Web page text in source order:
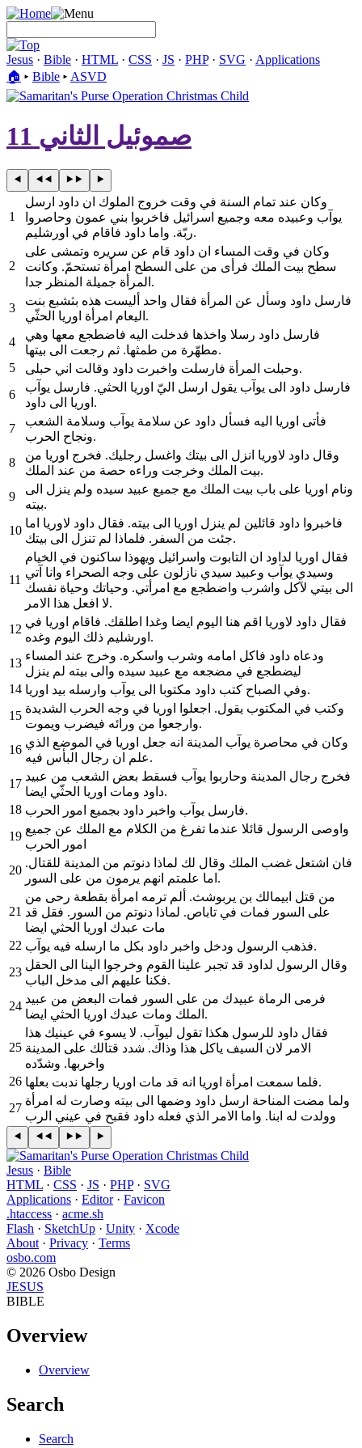
Jesus · Bible · HTML · CSS · JS · PHP· SVG · Applications
🏠︎ ▸ Bible ▸ ASVD
صموئيل الثاني 11
1
وكان عند تمام السنة في وقت خروج الملوك ان داود ارسل
يوآب وعبيده معه وجميع اسرائيل فاخربوا بني عمون وحاصروا
ربّة. واما داود فاقام في اورشليم.
2
وكان في وقت المساء ان داود قام عن سريره وتمشى على
سطح بيت الملك فرأى من على السطح امرأة تستحمّ. وكانت
المرأة جميلة المنظر جدا.
3
فارسل داود وسأل عن المرأة فقال واحد أليست هذه بثشبع بنت
اليعام امرأة اوريا الحثّي.
4
فارسل داود رسلا واخذها فدخلت اليه فاضطجع معها وهي
مطهّرة من طمثها. ثم رجعت الى بيتها.
5
وحبلت المرأة فارسلت واخبرت داود وقالت اني حبلى.
6
فارسل داود الى يوآب يقول ارسل اليّ اوريا الحثي. فارسل يوآب
اوريا الى داود.
7
فأتى اوريا اليه فسأل داود عن سلامة يوآب وسلامة الشعب
ونجاح الحرب.
8
وقال داود لاوريا انزل الى بيتك واغسل رجليك. فخرج اوريا من
بيت الملك وخرجت وراءه حصة من عند الملك.
9
ونام اوريا على باب بيت الملك مع جميع عبيد سيده ولم ينزل الى
بيته.
10
فاخبروا داود قائلين لم ينزل اوريا الى بيته. فقال داود لاوريا اما
جئت من السفر. فلماذا لم تنزل الى بيتك.
11
فقال اوريا لداود ان التابوت واسرائيل ويهوذا ساكنون في الخيام
وسيدي يوآب وعبيد سيدي نازلون على وجه الصحراء وانا آتي
الى بيتي لآكل واشرب واضطجع مع امرأتي. وحياتك وحياة نفسك
لا افعل هذا الامر.
12
فقال داود لاوريا اقم هنا اليوم ايضا وغدا اطلقك. فاقام اوريا في
اورشليم ذلك اليوم وغده.
13
ودعاه داود فاكل امامه وشرب واسكره. وخرج عند المساء
ليضطجع في مضجعه مع عبيد سيده والى بيته لم ينزل
14
وفي الصباح كتب داود مكتوبا الى يوآب وارسله بيد اوريا.
15
وكتب في المكتوب يقول. اجعلوا اوريا في وجه الحرب الشديدة
وارجعوا من ورائه فيضرب ويموت.
16
وكان في محاصرة يوآب المدينة انه جعل اوريا في الموضع الذي
علم ان رجال البأس فيه.
17
فخرج رجال المدينة وحاربوا يوآب فسقط بعض الشعب من عبيد
داود ومات اوريا الحثّي ايضا.
18
فارسل يوآب واخبر داود بجميع امور الحرب.
19
واوصى الرسول قائلا عندما تفرغ من الكلام مع الملك عن جميع
امور الحرب
20
فان اشتعل غضب الملك وقال لك لماذا دنوتم من المدينة للقتال.
اما علمتم انهم يرمون من على السور.
21
من قتل ابيمالك بن يربوشث. ألم ترمه امرأة بقطعة رحى من
على السور فمات في تاباص. لماذا دنوتم من السور. فقل قد
مات عبدك اوريا الحثي ايضا
22
فذهب الرسول ودخل واخبر داود بكل ما ارسله فيه يوآب.
23
وقال الرسول لداود قد تجبر علينا القوم وخرجوا الينا الى الحقل
فكنا عليهم الى مدخل الباب.
24
فرمى الرماة عبيدك من على السور فمات البعض من عبيد
الملك ومات عبدك اوريا الحثي ايضا.
25
فقال داود للرسول هكذا تقول ليوآب. لا يسوء في عينيك هذا
الامر لان السيف ياكل هذا وذاك. شدد قتالك على المدينة
واخربها. وشدّده
26
فلما سمعت امرأة اوريا انه قد مات اوريا رجلها ندبت بعلها.
27
ولما مضت المناحة ارسل داود وضمها الى بيته وصارت له امرأة
وولدت له ابنا. واما الامر الذي فعله داود فقبح في عيني الرب
Jesus · Bible
HTML · CSS · JS · PHP· SVG
Applications · Editor· Favicon
.htaccess · acme.sh
Flash · SketchUp · Unity · Xcode
About · Privacy · Terms
osbo.com
© 2026 Osbo Design
JESUS
BIBLE
Overview
Overview
Search
Search